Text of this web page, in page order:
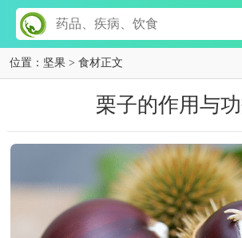
位置： 坚果 > 食材正文
栗子的作用与